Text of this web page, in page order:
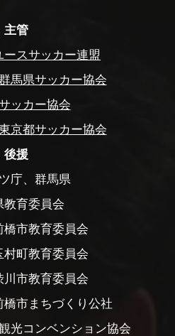
主管
ースサッカー連盟
馬県サッカー協会
ッカー協会
京都サッカー協会
後援
庁、群馬県
教育委員会
橋市教育委員会
村町教育委員会
川市教育委員会
市まちづくり公社
光コンベンション協会